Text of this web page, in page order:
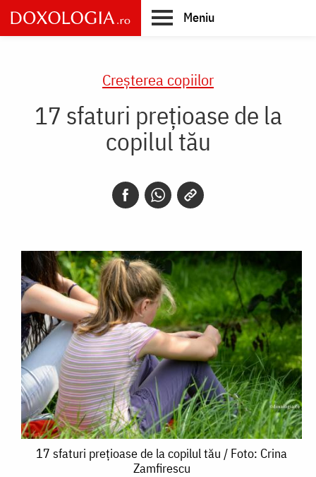
Skip
to
main
Meniu
Creşterea copiilor
17 sfaturi prețioase de la
copilul tău
1717 sfaturi prețioase de la copilul tău / Foto: Crina
Zamfirescu